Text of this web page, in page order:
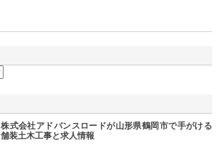
株式会社アドバンスロードが山形県鶴岡市で手がける
舗装土木工事と求人情報